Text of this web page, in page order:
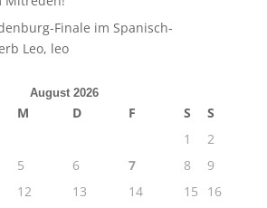
Finale im Spanisch-
Leo, leo
August 2026
M D F S
S
1
2
5 6 7 8
9
12 13 14 15
16